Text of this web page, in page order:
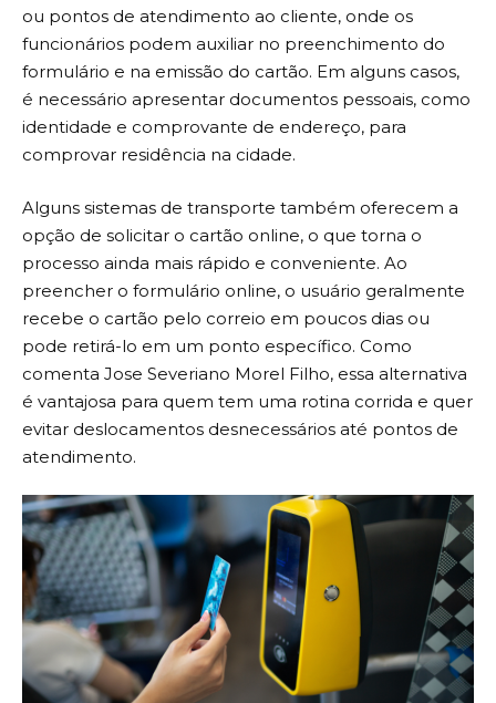
ou pontos de atendimento ao cliente, onde os
funcionários podem auxiliar no preenchimento do
formulário e na emissão do cartão. Em alguns casos,
é necessário apresentar documentos pessoais, como
identidade e comprovante de endereço, para
comprovar residência na cidade.
Alguns sistemas de transporte também oferecem a
opção de solicitar o cartão online, o que torna o
processo ainda mais rápido e conveniente. Ao
preencher o formulário online, o usuário geralmente
recebe o cartão pelo correio em poucos dias ou
pode retirá-lo em um ponto específico. Como
comenta Jose Severiano Morel Filho, essa alternativa
é vantajosa para quem tem uma rotina corrida e quer
evitar deslocamentos desnecessários até pontos de
atendimento.